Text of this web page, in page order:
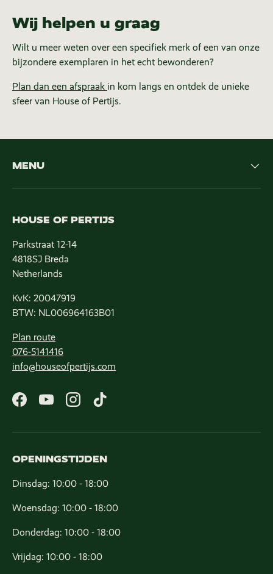
Wij helpen u graag
Wilt u meer weten over een specifiek merk of een van onze
bijzondere exemplaren in het echt bewonderen?
Plan dan een afspraak in kom langs en ontdek de unieke
sfeer van House of Pertijs.
MENU
HOUSE OF PERTIJS
Parkstraat 12-14
4818SJ Breda
Netherlands
KvK: 20047919
BTW: NL006964163B01
Plan route
076-5141416
info@houseofpertijs.com
Facebook
YouTubeInstagram
TikTok
OPENINGSTIJDEN
Dinsdag: 10:00 - 18:00
Woensdag: 10:00 - 18:00
Donderdag: 10:00 - 18:00
Vrijdag: 10:00 - 18:00